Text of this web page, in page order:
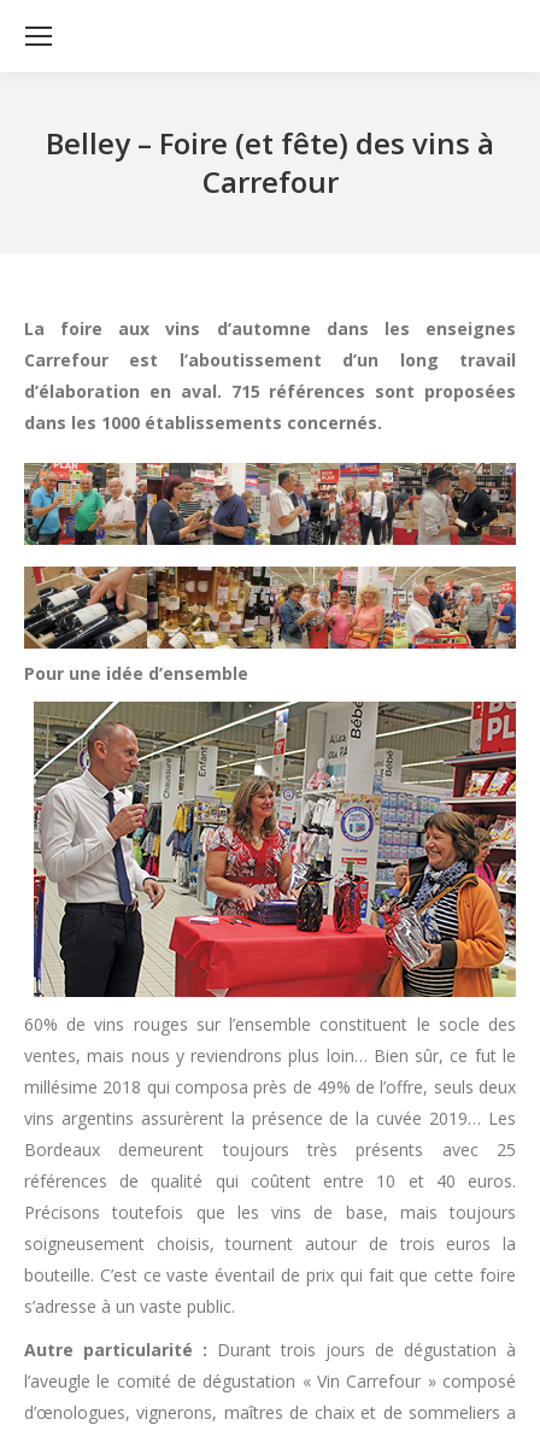
Belley – Foire (et fête) des vins à
Carrefour
La foire aux vins d’automne dans les enseignes
Carrefour est l’aboutissement d’un long travail
d’élaboration en aval. 715 références sont proposées
dans les 1000 établissements concernés.
Pour une idée d’ensemble
60% de vins rouges sur l’ensemble constituent le socle des
ventes, mais nous y reviendrons plus loin… Bien sûr, ce fut le
millésime 2018 qui composa près de 49% de l’offre, seuls deux
vins argentins assurèrent la présence de la cuvée 2019… Les
Bordeaux demeurent toujours très présents avec 25
références de qualité qui coûtent entre 10 et 40 euros.
Précisons toutefois que les vins de base, mais toujours
soigneusement choisis, tournent autour de trois euros la
bouteille. C’est ce vaste éventail de prix qui fait que cette foire
s’adresse à un vaste public.
Autre particularité : Durant trois jours de dégustation à
l’aveugle le comité de dégustation « Vin Carrefour » composé
d’œnologues, vignerons, maîtres de chaix et de sommeliers a